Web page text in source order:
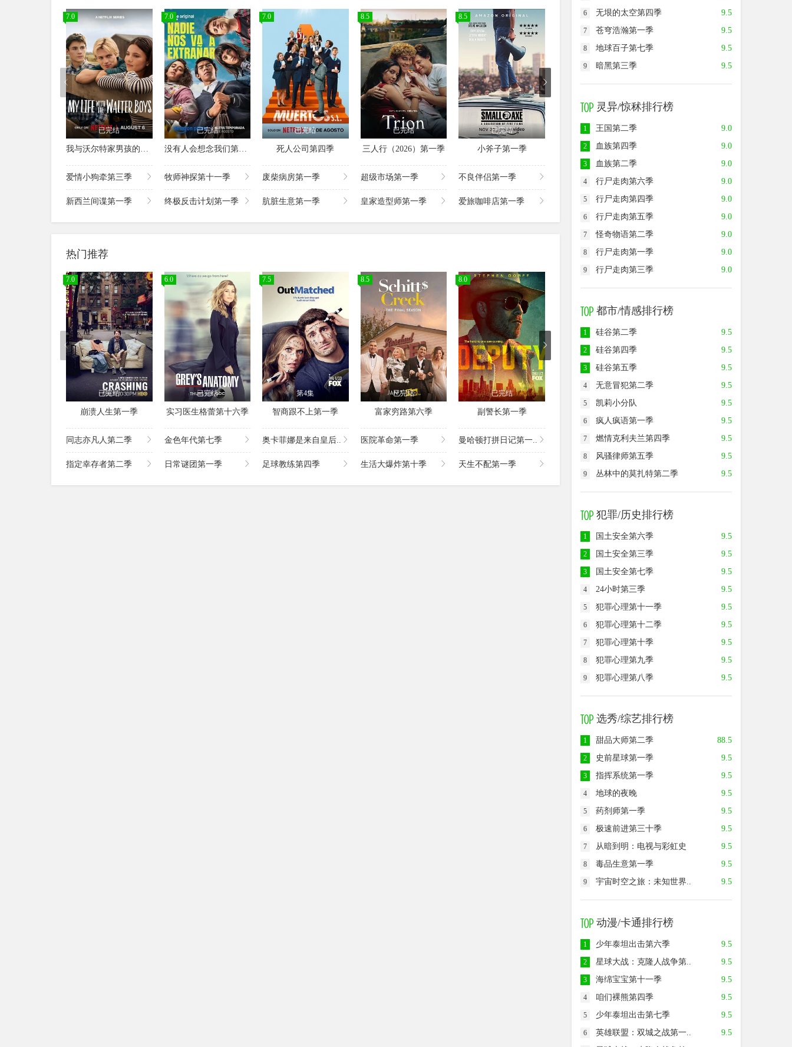
7.0
已完结
7.0
已完结
没有人会想念我们第二季
7.0
已完结
死人公司第四季
8.5
已完结
三人行（2026）第一季
8.5
已完结
小斧子第一季
已完结
波兰家族1670第三季
7.0
少年魔法师：后继者第三季
爱情小狗牵第三季 牧师神探第十一季 废柴病房第一季 超级市场第一季 不良伴侣第一季
新西兰间谍第一季 终极反击计划第一季 肮脏生意第一季 皇家造型师第一季 爱旅咖啡店第一季
热门推荐
7.0
已完结
崩溃人生第一季
6.0
已完结
实习医生格蕾第十六季
7.5
第4集
智商跟不上第一季
8.5
已完结
富家穷路第六季
8.0
已完结
副警长第一季
同志亦凡人第二季 金色年代第七季 奥卡菲娜是来自皇后.. 医院革命第一季 曼哈顿打拼日记第一..
指定幸存者第二季 日常谜团第一季 足球教练第四季 生活大爆炸第十季 天生不配第一季
9.5
6
无垠的太空第四季
9.5
7
苍穹浩瀚第一季
9.5
8
地球百子第七季
9.5
9 暗黑第三季
灵异/惊秫排行榜
9.0
1
王国第二季
9.0
2
血族第四季
9.0
3
血族第二季
9.0
4
行尸走肉第六季
9.0
5
行尸走肉第四季
9.0
6
行尸走肉第五季
9.0
7
怪奇物语第二季
9.0
8
行尸走肉第一季
9.0
9 行尸走肉第三季
都市/情感排行榜
9.5
1
硅谷第二季
9.5
2
硅谷第四季
9.5
3
硅谷第五季
9.5
4
无意冒犯第二季
9.5
5
凯莉小分队
9.5
6
疯人疯语第一季
9.5
7
燃情克利夫兰第四季
9.5
8
风骚律师第五季
9.5
9 丛林中的莫扎特第二季
犯罪/历史排行榜
9.5
1
国土安全第六季
9.5
2
国土安全第三季
9.5
3
国土安全第七季
9.5
4
24小时第三季
9.5
5
犯罪心理第十一季
9.5
6
犯罪心理第十二季
9.5
7
犯罪心理第十季
9.5
8
犯罪心理第九季
9.5
9 犯罪心理第八季
选秀/综艺排行榜
88.5
1
甜品大师第二季
9.5
2
史前星球第一季
9.5
3
指挥系统第一季
9.5
4
地球的夜晚
9.5
5
药剂师第一季
9.5
6
极速前进第三十季
9.5
7
从暗到明：电视与彩虹史
9.5
8
毒品生意第一季
9.5
9 宇宙时空之旅：未知世界..
动漫/卡通排行榜
9.5
1
少年泰坦出击第六季
9.5
2
星球大战：克隆人战争第..
9.5
3
海绵宝宝第十一季
9.5
4
咱们裸熊第四季
9.5
5
少年泰坦出击第七季
9.5
6
英雄联盟：双城之战第一..